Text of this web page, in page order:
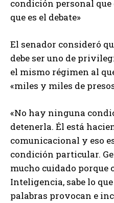
condición personal
que es el debate»
El senador consideró
debe ser uno de
el mismo régimen al
«miles y miles de
«No hay ninguna
detenerla. Él está
comunicacional y eso
condición particular.
mucho cuidado porque
Inteligencia, sabe lo
palabras provocan e